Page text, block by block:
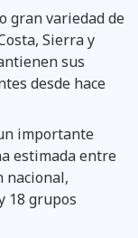
gran variedad de
Sierra y
sus
desde hace
importante
estimada entre
nacional,
18 grupos